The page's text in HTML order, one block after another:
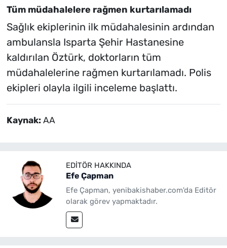
Tüm müdahalelere rağmen kurtarılamadı
Sağlık ekiplerinin ilk müdahalesinin ardından
ambulansla Isparta Şehir Hastanesine
kaldırılan Öztürk, doktorların tüm
müdahalelerine rağmen kurtarılamadı. Polis
ekipleri olayla ilgili inceleme başlattı.
Kaynak: AA
EDITÖR HAKKINDA
Efe Çapman
Efe Çapman, yenibakishaber.com'da Editör
olarak görev yapmaktadır.